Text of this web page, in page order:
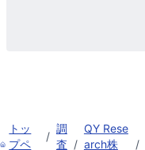
トッ
プペ
/
調
査 /
QY Rese
arch株
/